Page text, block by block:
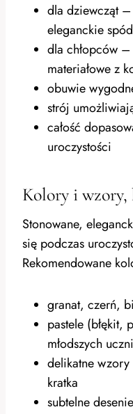
dla dziewcząt
eleganckie
dla chłopców
materiałowe z
obuwie
strój
całość
uroczystości
Kolory i
Stonowane,
się podczas
Rekomendowane
granat, czerń,
pastele
młodszych
delikatne
kratka
subtelne